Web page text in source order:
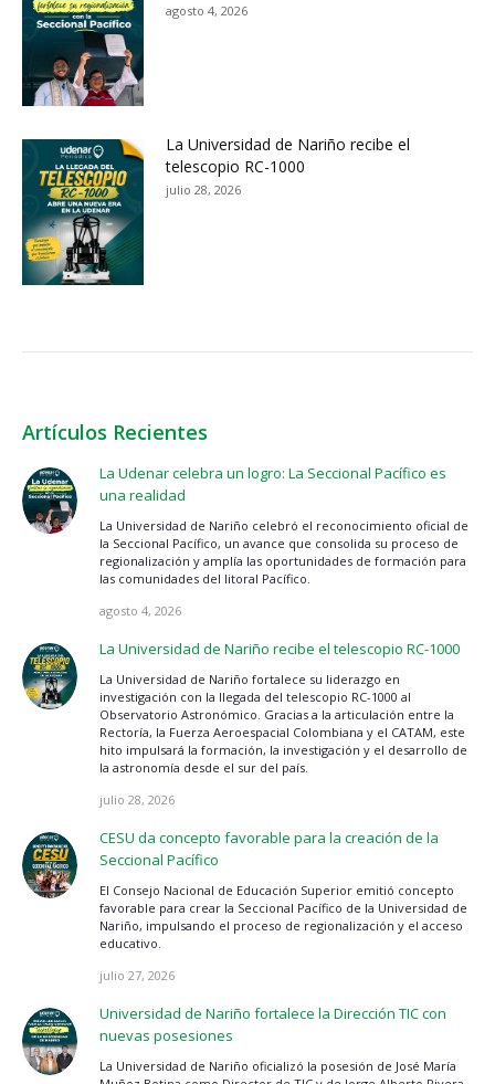
agosto 4, 2026
La Universidad de Nariño recibe el
telescopio RC-1000
julio 28, 2026
Artículos Recientes
La Udenar celebra un logro: La Seccional Pacífico es
una realidad
La Universidad de Nariño celebró el reconocimiento oficial de
la Seccional Pacífico, un avance que consolida su proceso de
regionalización y amplía las oportunidades de formación para
las comunidades del litoral Pacífico.
agosto 4, 2026
La Universidad de Nariño recibe el telescopio RC-1000
La Universidad de Nariño fortalece su liderazgo en
investigación con la llegada del telescopio RC-1000 al
Observatorio Astronómico. Gracias a la articulación entre la
Rectoría, la Fuerza Aeroespacial Colombiana y el CATAM, este
hito impulsará la formación, la investigación y el desarrollo de
la astronomía desde el sur del país.
julio 28, 2026
CESU da concepto favorable para la creación de la
Seccional Pacífico
El Consejo Nacional de Educación Superior emitió concepto
favorable para crear la Seccional Pacífico de la Universidad de
Nariño, impulsando el proceso de regionalización y el acceso
educativo.
julio 27, 2026
Universidad de Nariño fortalece la Dirección TIC con
nuevas posesiones
La Universidad de Nariño oficializó la posesión de José María